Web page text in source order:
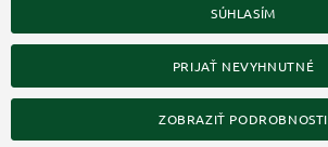
ZÍSKAJTE VIAC O COMMANDO.SK
Upraviť nastavenia Cookies
SÚHLASÍM
PRIJAŤ NEVYHNUTNÉ
ZOBRAZIŤ PODROBNOSTI